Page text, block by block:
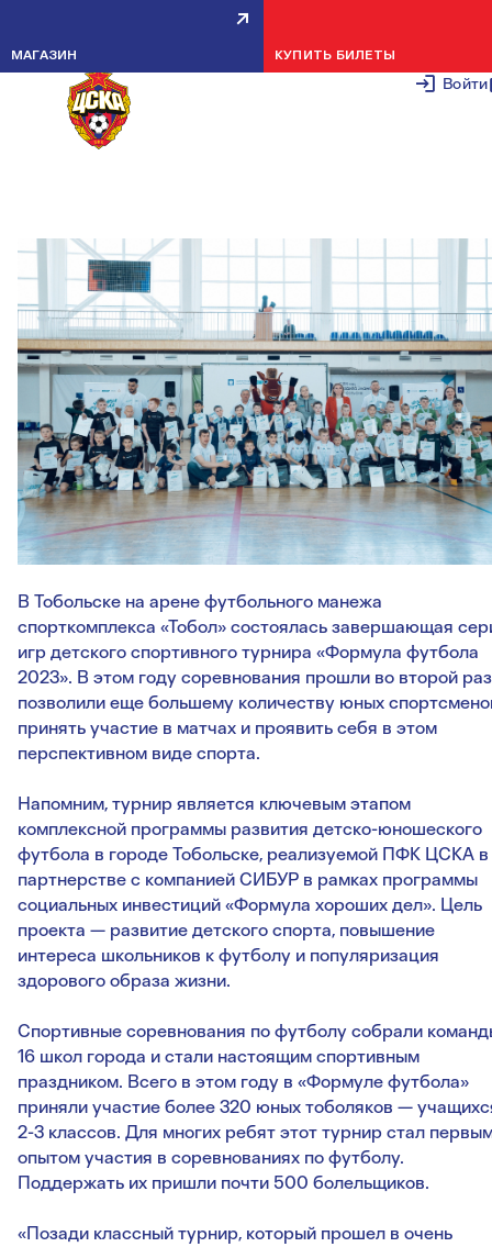
Войти
МАГАЗИН КУПИТЬ БИЛЕТЫ
МОЛОДЫЕ ТАЛАНТЫ ФУТБОЛА
ВЫЯВИЛИ НА ТУРНИРЕ
«ФОРМУЛА ФУТБОЛА 2023»
В Тобольске на арене футбольного манежа
спорткомплекса «Тобол» состоялась завершающая
игр детского спортивного турнира «Формула футбола
2023». В этом году соревнования прошли во второй
позволили еще большему количеству юных
принять участие в матчах и проявить себя в этом
перспективном виде спорта.
Напомним, турнир является ключевым этапом
комплексной программы развития детско-юношеского
футбола в городе Тобольске, реализуемой ПФК ЦСКА в
партнерстве с компанией СИБУР в рамках программы
социальных инвестиций «Формула хороших дел». Цель
проекта — развитие детского спорта, повышение
интереса школьников к футболу и популяризация
здорового образа жизни.
Спортивные соревнования по футболу собрали
16 школ города и стали настоящим спортивным
праздником. Всего в этом году в «Формуле футбола»
приняли участие более 320 юных тоболяков —
2-3 классов. Для многих ребят этот турнир стал
опытом участия в соревнованиях по футболу.
Поддержать их пришли почти 500 болельщиков.
«Позади классный турнир, который прошел в очень